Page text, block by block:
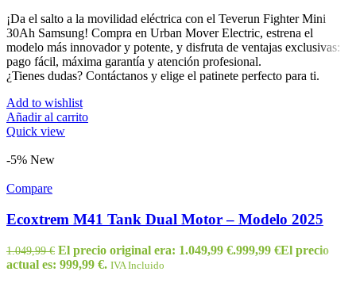
¡Da el salto a la movilidad eléctrica con el Teverun Fighter Mini
30Ah Samsung! Compra en Urban Mover Electric, estrena el
modelo más innovador y potente, y disfruta de ventajas exclusivas:
pago fácil, máxima garantía y atención profesional.
¿Tienes dudas? Contáctanos y elige el patinete perfecto para ti.
Add to wishlist
Añadir al carrito
Quick view
-5% New
Compare
Ecoxtrem M41 Tank Dual Motor – Modelo 2025
1.049,99€ El precio original era: 1.049,99 €.999,99 €El precio
actual es: 999,99 €. IVA Incluido